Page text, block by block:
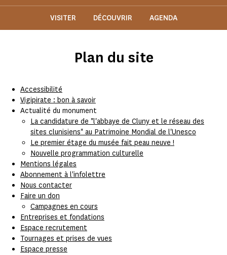
VISITER DÉCOUVRIR AGENDA
Plan du site
Accessibilité
Vigipirate : bon à savoir
Actualité du monument
La candidature de "l'abbaye de Cluny et le réseau des
sites clunisiens" au Patrimoine Mondial de l'Unesco
Le premier étage du musée fait peau neuve !
Nouvelle programmation culturelle
Mentions légales
Abonnement à l'infolettre
Nous contacter
Faire un don
Campagnes en cours
Entreprises et fondations
Espace recrutement
Tournages et prises de vues
Espace presse